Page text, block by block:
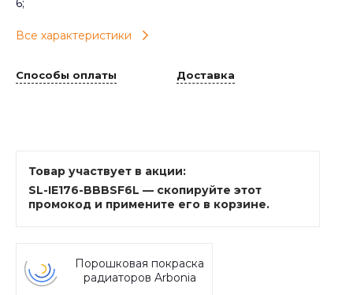
6;
Все характеристики
Способы оплаты Доставка
Товар участвует в акции:
SL-IE176-BBBSF6L — скопируйте этот
промокод и примените его в корзине.
Порошковая покраска
радиаторов Arbonia